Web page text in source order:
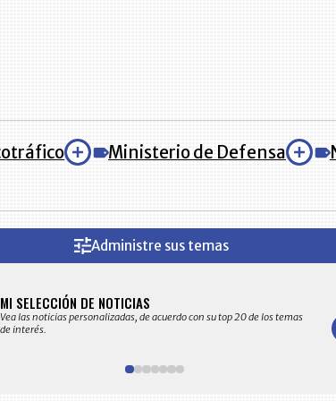
Ministerio de Defensa
Administre sus temas
MI SELECCIÓN DE NOTICIAS
Vea las noticias personalizadas, de acuerdo con su top 20 de los temas
de interés.
en